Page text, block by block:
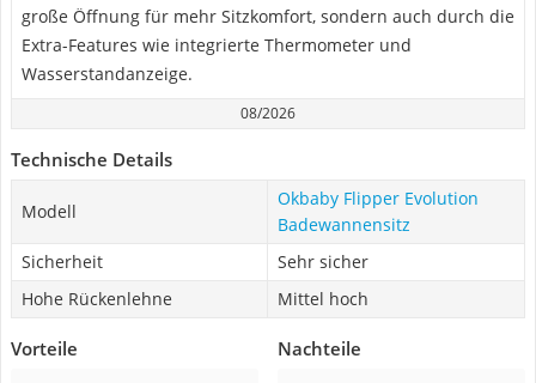
große Öffnung für mehr Sitzkomfort, sondern auch durch die
Extra-Features wie integrierte Thermometer und
Wasserstandanzeige.
08/2026
Technische Details
Modell
Okbaby Flipper Evolution
Badewannensitz
Sicherheit
Sehr sicher
Hohe Rückenlehne
Mittel hoch
Vorteile Nachteile